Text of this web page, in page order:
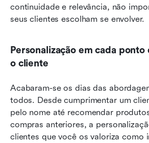
continuidade e relevância, não
seus clientes escolham se envolver.
Personalização em cada
o cliente
Acabaram-se os dias das
todos. Desde cumprimentar um
pelo nome até recomendar
compras anteriores, a
clientes que você os valoriza como